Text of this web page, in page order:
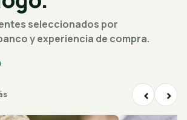
seleccionados por
y experiencia de compra.
‹ ›